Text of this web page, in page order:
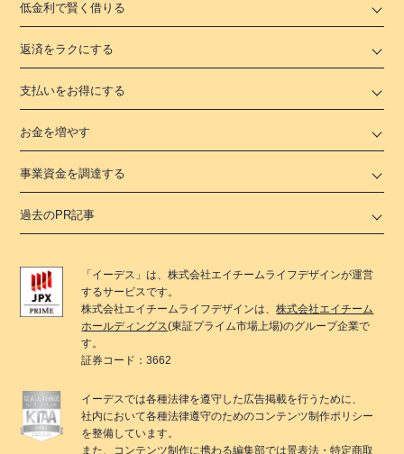
低金利で賢く借りる
返済をラクにする
支払いをお得にする
お金を増やす
事業資金を調達する
過去のPR記事
「 イーデス 」は、株式会社エイチームライフデザインが運営
するサービスです。
株式会社エイチームライフデザインは、株式会社エイチーム
ホールディングス(東証プライム市場上場)のグループ企業で
す。
証券コード：3662
イーデスでは各種法律を遵守した広告掲載を行うために、
社内において各種法律遵守のためのコンテンツ制作ポリシー
を整備しています。
また、コンテンツ制作に携わる編集部では景表法・特定商取